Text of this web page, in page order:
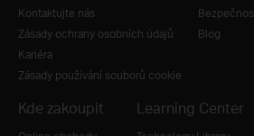
Kontaktujte nás
Zásady ochrany osobních údajů
Kariéra
Zásady používání souborů cookie
Blog
Kde zakoupit Learning Center